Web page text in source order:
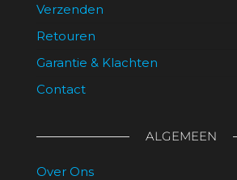
Verzenden
Retouren
Garantie & Klachten
Contact
ALGEMEEN
Over Ons